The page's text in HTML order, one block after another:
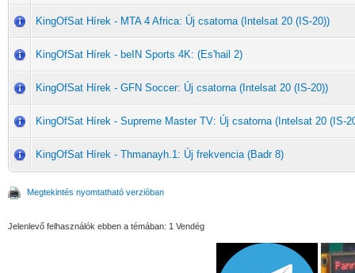
KingOfSat Hírek - MTA 4 Africa: Új csatorna (Intelsat 20 (IS-20))
KingOfSat Hírek - beIN Sports 4K: (Es'hail 2)
KingOfSat Hírek - GFN Soccer: Új csatorna (Intelsat 20 (IS-20))
KingOfSat Hírek - Supreme Master TV: Új csatorna (Intelsat 20 (IS-
KingOfSat Hírek - Thmanayh.1: Új frekvencia (Badr 8)
Megtekintés nyomtatható verzióban
Jelenlevő felhasználók ebben a témában: 1 Vendég